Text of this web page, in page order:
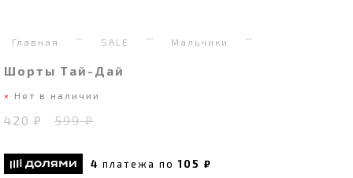
Главная SALE Мальчики
Шорты Тай-Дай
Нет в наличии
420 ₽ 599 ₽
4 платежа по105 ₽